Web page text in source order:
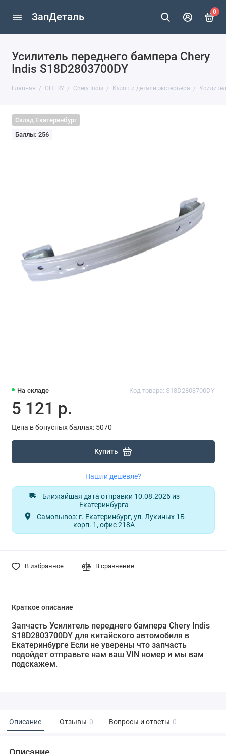
ЗапДеталь 0
Усилитель переднего бампера Chery
Indis S18D2803700DY
Главная CHERY Chery Indis Кузов и детали экстерьера
Склад Екатеринбург
Баллы: 256
На складе Код товара: S18D2803700DY
5 121 р.
Цена в бонусных баллах: 5070
Купить
Нашли дешевле?
Ближайшая дата отправки 10.08.2026 из
Екатеринбурга
Самовывоз: г. Екатеринбург, ул. Лукиных 1Б
корп. 1, офис 218А
В избранное В сравнение
Краткое описание
Запчасть Усилитель переднего бампера Chery Indis
S18D2803700DY для китайского автомобиля в
Екатеринбурге Если не уверены что запчасть
подойдет отправьте нам ваш VIN номер и мы вам
подскажем.
Описание Отзывы 0 Вопросы и ответы 0